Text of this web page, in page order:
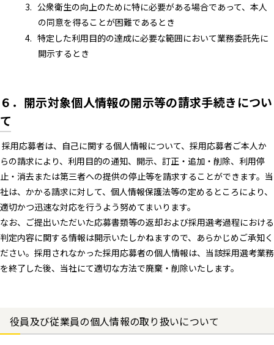
公衆衛生の向上のために特に必要がある場合であって、本人
の同意を得ることが困難であるとき
特定した利用目的の達成に必要な範囲において業務委託先に
開示するとき
６．開示対象個人情報の開示等の請求手続きについ
て
採用応募者は、自己に関する個人情報について、採用応募者ご本人か
らの請求により、利用目的の通知、開示、訂正・追加・削除、利用停
止・消去または第三者への提供の停止等を請求することができます。当
社は、かかる請求に対して、個人情報保護法等の定めるところにより、
適切かつ迅速な対応を行うよう努めてまいります。
なお、ご提出いただいた応募書類等の返却および採用選考過程における
判定内容に関する情報は開示いたしかねますので、あらかじめご承知く
ださい。採用されなかった採用応募者の個人情報は、当該採用選考業務
を終了した後、当社にて適切な方法で廃棄・削除いたします。
役員及び従業員の個人情報の取り扱いについて